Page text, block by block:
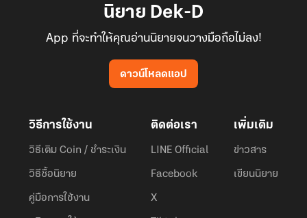
นิยาย Dek-D
App ที่จะทำให้คุณอ่านนิยายจนวางมือถือไม่ลง!
ดาวน์โหลดแอป
วิธีการใช้งาน
วิธีเติม Coin / ชำระเงิน
วิธีซื้อนิยาย
คู่มือการใช้งาน
ติดต่อเรา
LINE Official
Facebook
X
เพิ่มเติม
ข่าวสาร
เขียนนิยาย